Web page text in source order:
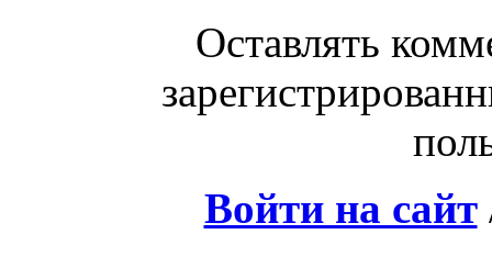
Оставлять
Войти на сайт